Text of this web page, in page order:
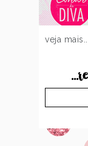
veja mais...